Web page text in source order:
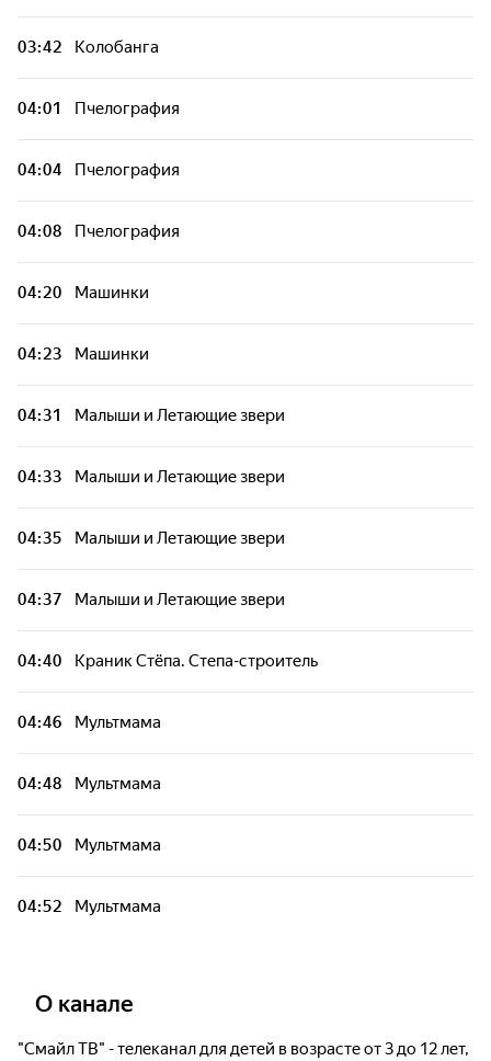
03:42 Колобанга
04:01 Пчелография
04:04 Пчелография
04:08 Пчелография
04:20 Машинки
04:23 Машинки
04:31 Малыши и Летающие звери
04:33 Малыши и Летающие звери
04:35 Малыши и Летающие звери
04:37 Малыши и Летающие звери
04:40 Краник Стёпа. Степа-строитель
04:46 Мультмама
04:48 Мультмама
04:50 Мультмама
04:52 Мультмама
О канале
"Смайл ТВ" - телеканал для детей в возрасте от 3 до 12 лет,